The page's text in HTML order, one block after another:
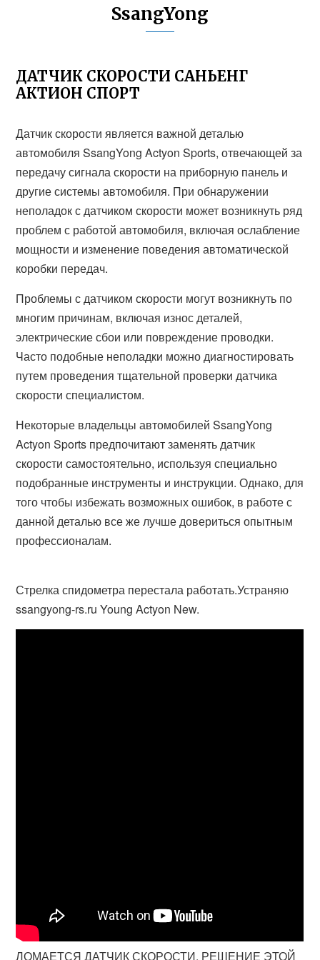
SsangYong
ДАТЧИК СКОРОСТИ САНЬЕНГ
АКТИОН СПОРТ
Датчик скорости является важной деталью
автомобиля SsangYong Actyon Sports, отвечающей за
передачу сигнала скорости на приборную панель и
другие системы автомобиля. При обнаружении
неполадок с датчиком скорости может возникнуть ряд
проблем с работой автомобиля, включая ослабление
мощности и изменение поведения автоматической
коробки передач.
Проблемы с датчиком скорости могут возникнуть по
многим причинам, включая износ деталей,
электрические сбои или повреждение проводки.
Часто подобные неполадки можно диагностировать
путем проведения тщательной проверки датчика
скорости специалистом.
Некоторые владельцы автомобилей SsangYong
Actyon Sports предпочитают заменять датчик
скорости самостоятельно, используя специально
подобранные инструменты и инструкции. Однако, для
того чтобы избежать возможных ошибок, в работе с
данной деталью все же лучше довериться опытным
профессионалам.
Стрелка спидометра перестала работать.Устраняю
ssangyong-rs.ru Young Actyon New.
ЛОМАЕТСЯ ДАТЧИК СКОРОСТИ. РЕШЕНИЕ ЭТОЙ